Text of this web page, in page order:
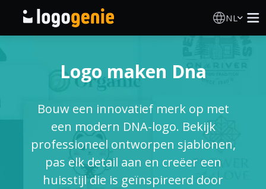
NL
AI logogenerator
Logo-ideeën
Gedrukte producten
Logo maken Dna
Bouw een innovatief merk op met
een modern DNA-logo. Bekijk
professioneel ontworpen sjablonen,
pas elk detail aan en creëer een
huisstijl die is geïnspireerd door